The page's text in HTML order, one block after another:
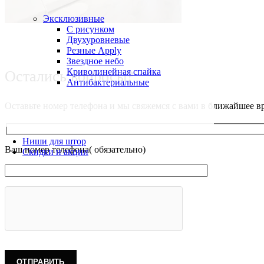
Эксклюзивные
С рисунком
Двухуровневые
Резные Apply
Звездное небо
Криволинейная спайка
Антибактериальные
Ниши для штор
Скидки и акции
Остались вопросы?
Оставьте номер телефона и мы свяжемся с вами в ближайшее
Ваш номер телефона( обязательно)